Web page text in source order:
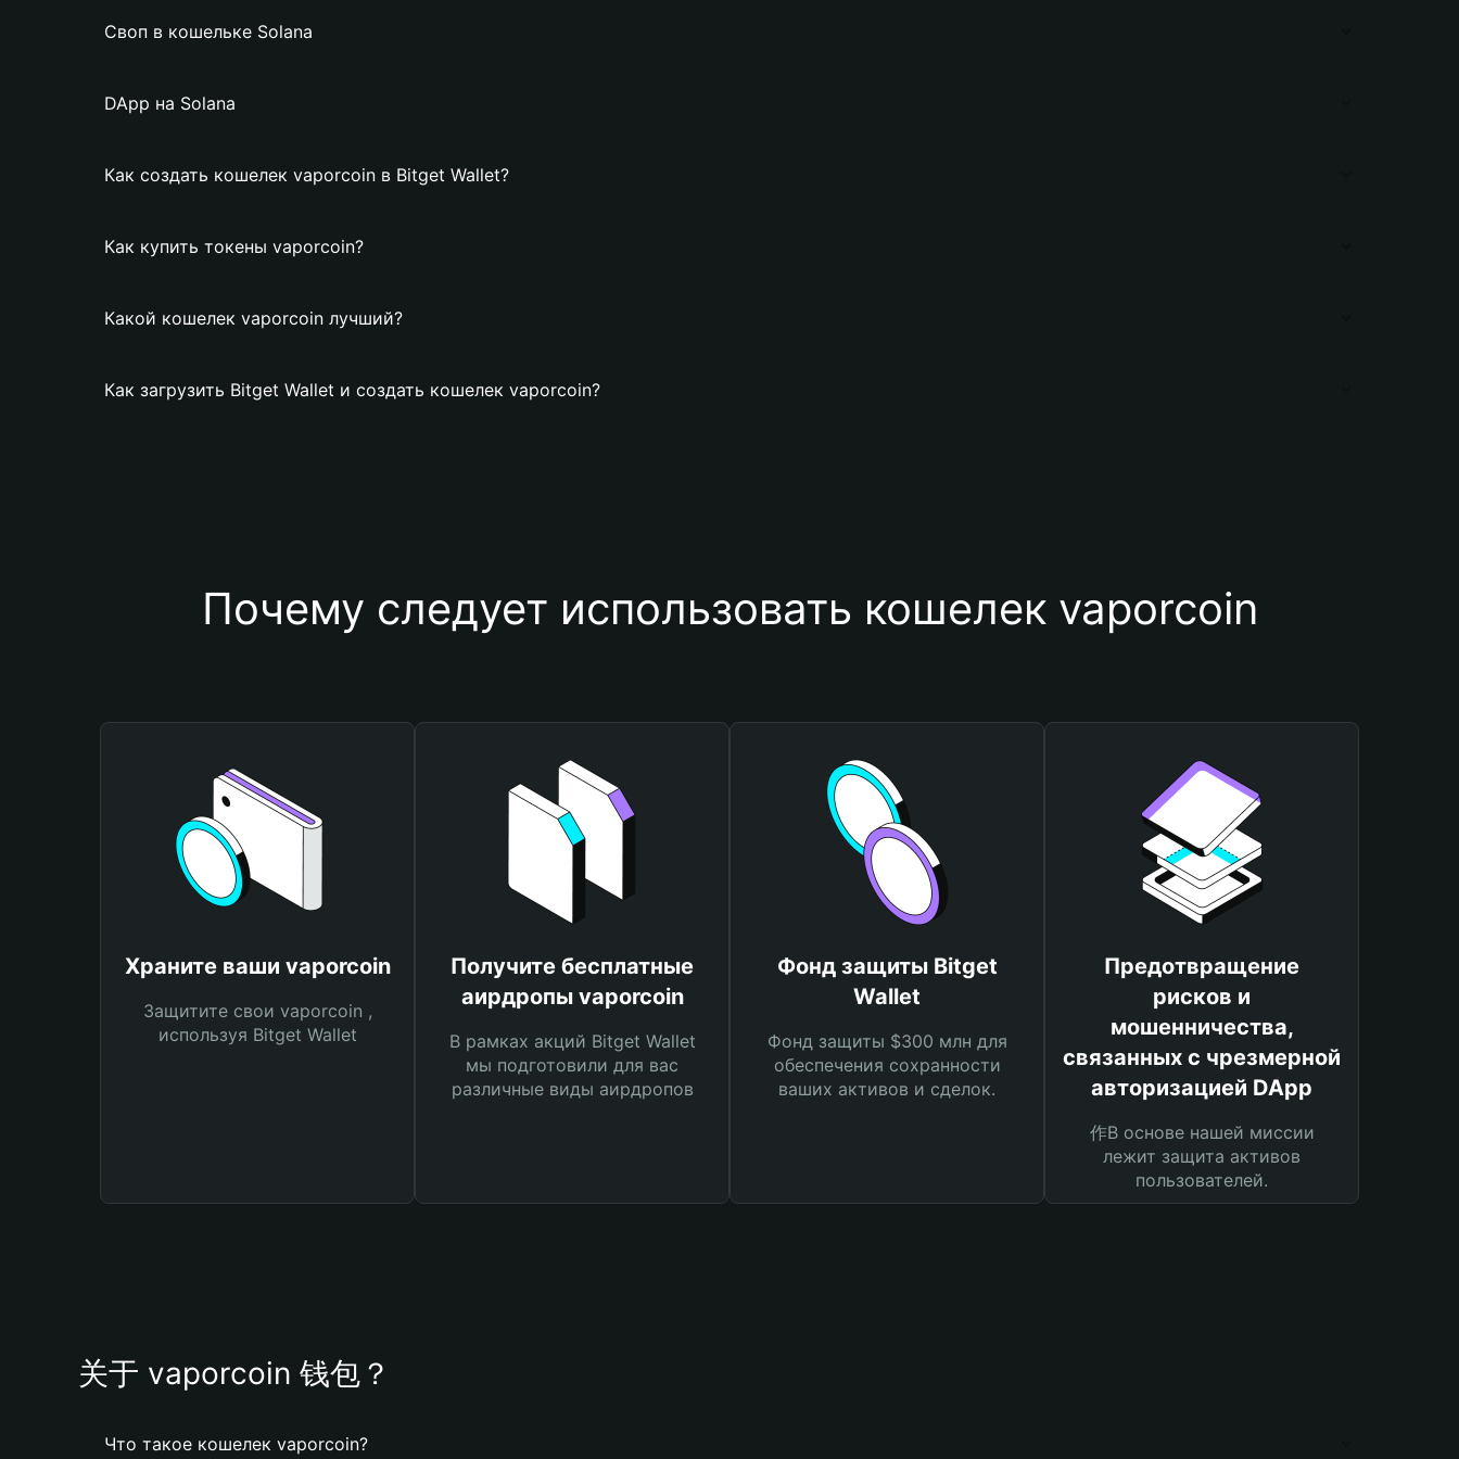
Своп в кошельке Solana
DApp на Solana
Как создать кошелек vaporcoin в Bitget Wallet?
Как купить токены vaporcoin?
Какой кошелек vaporcoin лучший?
Как загрузить Bitget Wallet и создать кошелек vaporcoin?
Почему следует использовать кошелек vaporcoin
Храните ваши vaporcoin
Защитите свои vaporcoin ,
используя Bitget Wallet
Получите бесплатные
аирдропы vaporcoin
В рамках акций Bitget Wallet
мы подготовили для вас
различные виды аирдропов
Фонд защиты Bitget
Wallet
Фонд защиты $300 млн для
обеспечения сохранности
ваших активов и сделок.
Предотвращение
рисков и
мошенничества,
связанных с чрезмерной
авторизацией DApp
作В основе нашей миссии
лежит защита активов
пользователей.
关于 vaporcoin 钱包？
Что такое кошелек vaporcoin?